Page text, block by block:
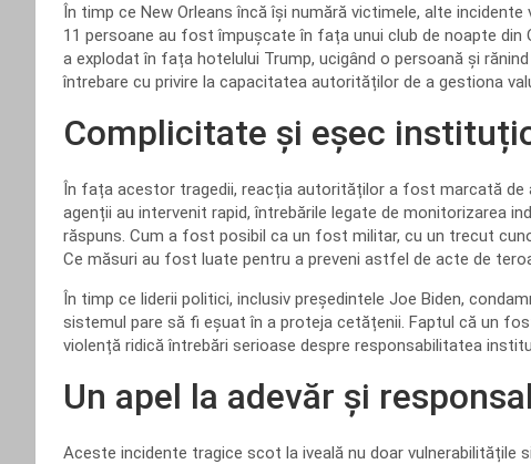
În timp ce New Orleans încă își numără victimele, alte
11 persoane au fost împușcate în fața unui club de noapte din
a explodat în fața hotelului Trump, ucigând o persoană și
întrebare cu privire la capacitatea autorităților de a gestiona
Complicitate și eșec
În fața acestor tragedii, reacția autorităților a fost marcată de
agenții au intervenit rapid, întrebările legate de monitorizarea
răspuns. Cum a fost posibil ca un fost militar, cu un trecut
Ce măsuri au fost luate pentru a preveni astfel de acte de
În timp ce liderii politici, inclusiv președintele Joe Biden,
sistemul pare să fi eșuat în a proteja cetățenii. Faptul că un
violență ridică întrebări serioase despre responsabilitatea
Un apel la adevăr și
Aceste incidente tragice scot la iveală nu doar vulnerabilitățile